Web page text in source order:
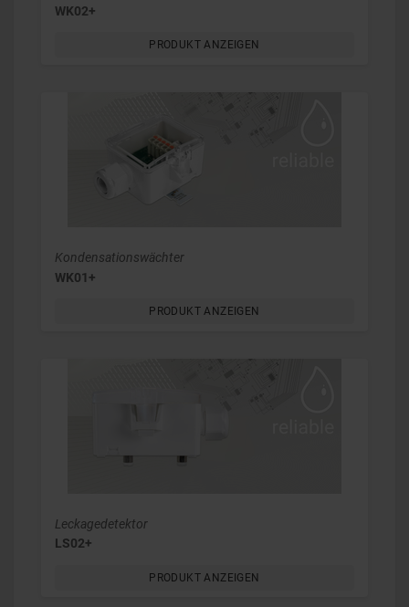
WK02+
PRODUKT ANZEIGEN
Kondensationswächter
WK01+
PRODUKT ANZEIGEN
Leckagedetektor
LS02+
PRODUKT ANZEIGEN